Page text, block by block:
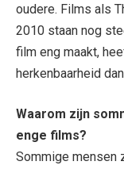
oudere. Films als
2010 staan nog
film eng maakt,
herkenbaarheid
Waarom zijn
enge films?
Sommige mensen